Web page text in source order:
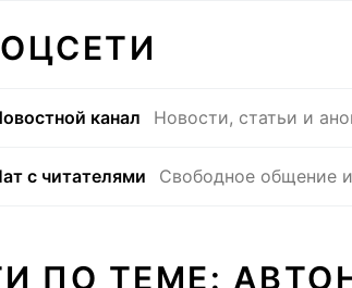
канал Новости, статьи и
с читателями Свободное общение
ПО ТЕМЕ: